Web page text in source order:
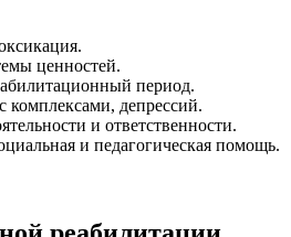
ценностей.
период.
комплексами, депрессий.
и ответственности.
и педагогическая помощь.